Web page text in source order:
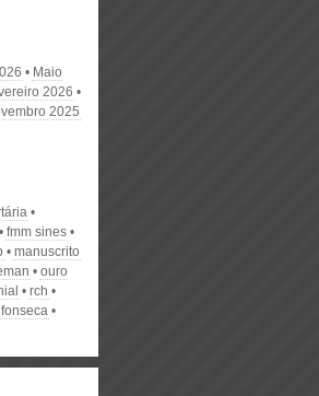
Maio
2026
2025
fmm sines
manuscrito
ouro
rch